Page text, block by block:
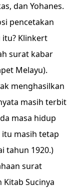
dan Yohanes.
pencetakan
Klinkert
surat kabar
Melayu).
menghasilkan
masih terbit
masa hidup
masih tetap
tahun 1920.)
surat
Sucinya